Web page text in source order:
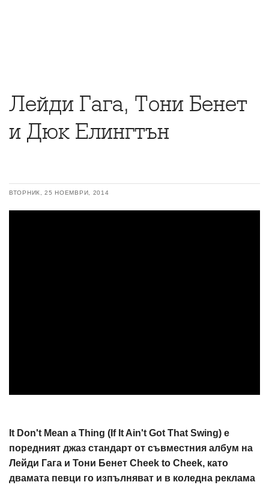
Лейди Гага, Тони Бенет
и Дюк Елингтън
ВТОРНИК, 25 НОЕМВРИ, 2014
It Don't Mean a Thing (If It Ain't Got That Swing) е
поредният джаз стандарт от съвместния албум на
Лейди Гага и Тони Бенет Cheek to Cheek, като
двамата певци го изпълняват и в коледна реклама